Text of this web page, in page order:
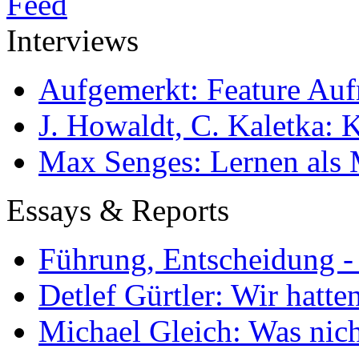
Interviews
Aufgemerkt: Feature
J. Howaldt, C. Kaletka:
Max Senges: Lernen als
Essays & Reports
Führung, Entscheidung
Detlef Gürtler: Wir
Michael Gleich: Was